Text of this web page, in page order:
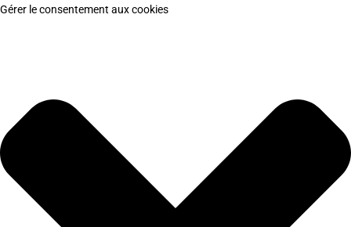
Gérer le consentement aux cookies